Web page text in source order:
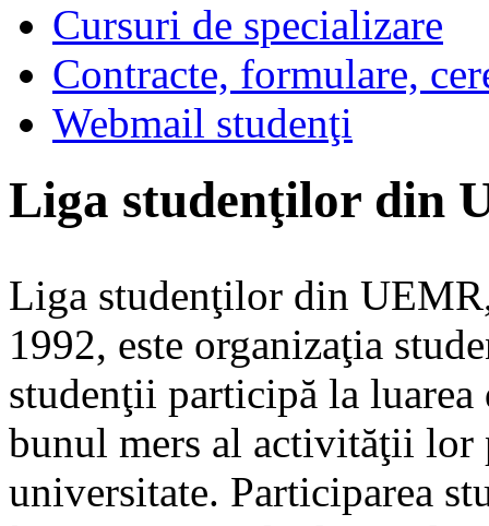
Cursuri de specializare
Contracte, formulare,
Webmail studenţi
Liga studenţilor din
Liga studenţilor din
1992, este organizaţia
studenţii participă la
bunul mers al activităţii lor
universitate. Participarea